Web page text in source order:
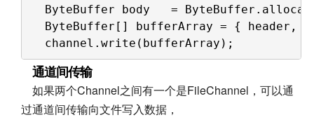
ByteBuffer body   =
ByteBuffer[] bufferArray = {
channel.write(bufferArray);
通道间传输
如果两个Channel之间有一个是FileChannel，可以通
过通道间传输向文件写入数据，